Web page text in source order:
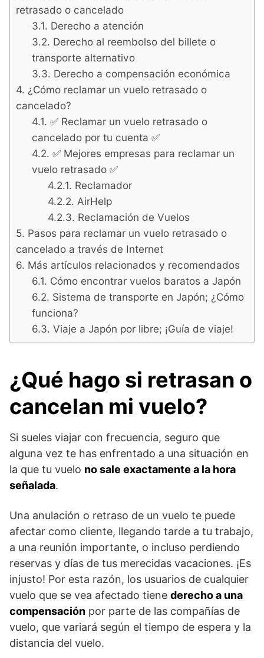
retrasado o cancelado
Derecho a atención
Derecho al reembolso del billete o
transporte alternativo
Derecho a compensación económica
¿Cómo reclamar un vuelo retrasado o
cancelado?
✅ Reclamar un vuelo retrasado o
cancelado por tu cuenta ✅
✅ Mejores empresas para reclamar un
vuelo retrasado ✅
Reclamador
AirHelp
Reclamación de Vuelos
Pasos para reclamar un vuelo retrasado o
cancelado a través de Internet
Más artículos relacionados y recomendados
Cómo encontrar vuelos baratos a Japón
Sistema de transporte en Japón; ¿Cómo
funciona?
Viaje a Japón por libre; ¡Guía de viaje!
¿Qué hago si retrasan o
cancelan mi vuelo?
Si sueles viajar con frecuencia, seguro que
alguna vez te has enfrentado a una situación en
la que tu vuelo no sale exactamente a la hora
señalada.
Una anulación o retraso de un vuelo te puede
afectar como cliente, llegando tarde a tu trabajo,
a una reunión importante, o incluso perdiendo
reservas y días de tus merecidas vacaciones. ¡Es
injusto! Por esta razón, los usuarios de cualquier
vuelo que se vea afectado tiene derecho a una
compensación por parte de las compañías de
vuelo, que variará según el tiempo de espera y la
distancia del vuelo.